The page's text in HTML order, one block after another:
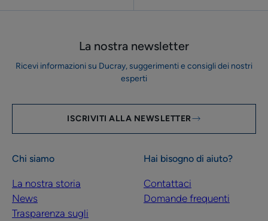
La nostra newsletter
Ricevi informazioni su Ducray, suggerimenti e consigli dei nostri
esperti
ISCRIVITI ALLA NEWSLETTER
Chi siamo
La nostra storia
News
Trasparenza sugli
Hai bisogno di aiuto?
Contattaci
Domande frequenti